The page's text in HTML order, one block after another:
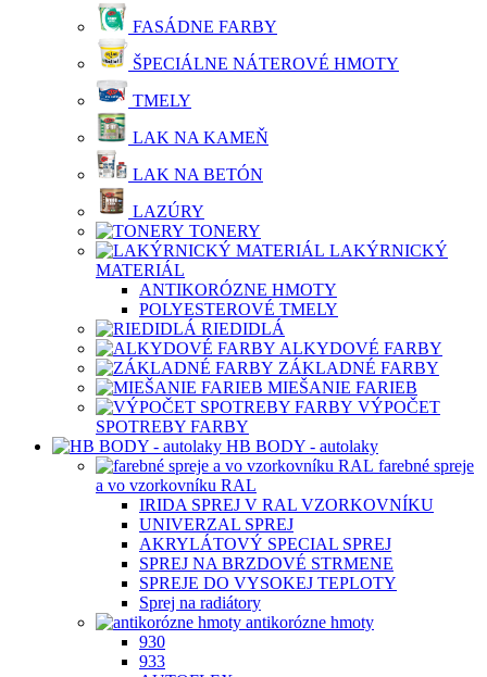
FASÁDNE FARBY
ŠPECIÁLNE NÁTEROVÉ HMOTY
TMELY
LAK NA KAMEŇ
LAK NA BETÓN
LAZÚRY
TONERY
LAKÝRNICKÝ
MATERIÁL
ANTIKORÓZNE HMOTY
POLYESTEROVÉ TMELY
RIEDIDLÁ
ALKYDOVÉ FARBY
ZÁKLADNÉ FARBY
MIEŠANIE FARIEB
VÝPOČET
SPOTREBY FARBY
HB BODY - autolaky
farebné spreje
a vo vzorkovníku RAL
IRIDA SPREJ V RAL VZORKOVNÍKU
UNIVERZAL SPREJ
AKRYLÁTOVÝ SPECIAL SPREJ
SPREJ NA BRZDOVÉ STRMENE
SPREJE DO VYSOKEJ TEPLOTY
Sprej na radiátory
antikorózne hmoty
930
933